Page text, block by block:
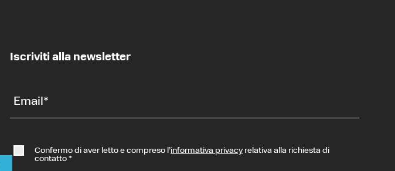
Iscriviti alla newsletter
Email*
Confermo di aver letto e compreso l’informativa privacyrelativa alla richiesta di
contatto *